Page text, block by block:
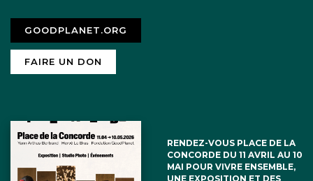
GOODPLANET.ORG
FAIRE UN DON
RENDEZ-VOUS PLACE DE LA
CONCORDE DU 11 AVRIL AU 10
MAI POUR VIVRE ENSEMBLE,
UNE EXPOSITION ET DES